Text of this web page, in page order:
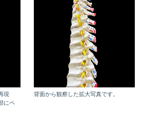
現
にペ
背面から観察した拡大写真です。